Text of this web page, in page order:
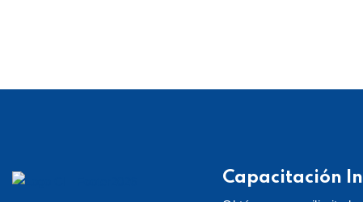
Capacitación